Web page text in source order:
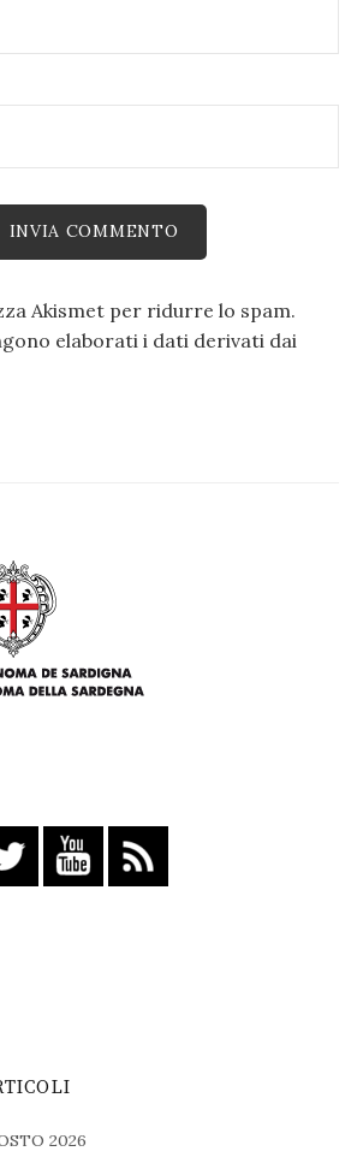
Akismet per ridurre lo spam.
elaborati i dati derivati dai
2026